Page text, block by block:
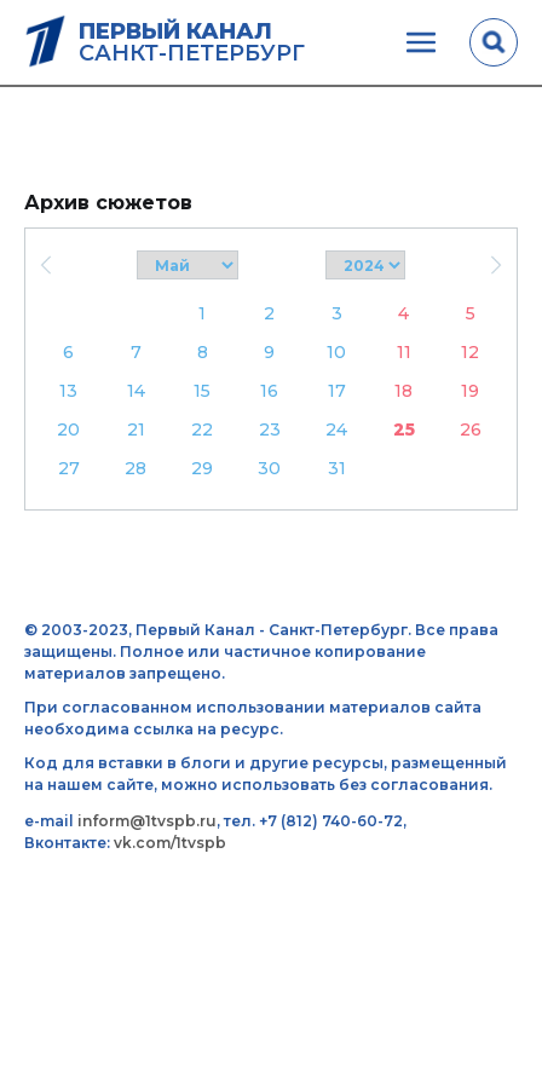
ПЕРВЫЙ КАНАЛ
САНКТ-ПЕТЕРБУРГ
Архив сюжетов
1 2 3 4
5
6
7 8 9 10 11
12
13
14 15 16 17 18
19
20
21 22 23 24 25
26
27
28 29 30 31
© 2003-2023, Первый Канал - Санкт-Петербург. Все права
защищены. Полное или частичное копирование
материалов запрещено.
При согласованном использовании материалов сайта
необходима ссылка на ресурс.
Код для вставки в блоги и другие ресурсы, размещенный
на нашем сайте, можно использовать без согласования.
e-mail inform@1tvspb.ru, тел. +7 (812) 740-60-72,
Вконтакте: vk.com/1tvspb